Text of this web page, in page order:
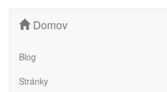
Domov
Blog
Stránky